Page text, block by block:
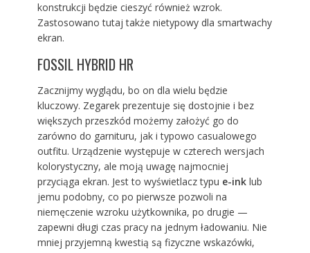
konstrukcji będzie cieszyć również wzrok.
Zastosowano tutaj także nietypowy dla smartwachy
ekran.
FOSSIL HYBRID HR
Zacznijmy wyglądu, bo on dla wielu będzie
kluczowy. Zegarek prezentuje się dostojnie i bez
większych przeszkód możemy założyć go do
zarówno do garnituru, jak i typowo casualowego
outfitu. Urządzenie występuje w czterech wersjach
kolorystyczny, ale moją uwagę najmocniej
przyciąga ekran. Jest to wyświetlacz typu e-inklub
jemu podobny, co po pierwsze pozwoli na
niemęczenie wzroku użytkownika, po drugie —
zapewni długi czas pracy na jednym ładowaniu. Nie
mniej przyjemną kwestią są fizyczne wskazówki,